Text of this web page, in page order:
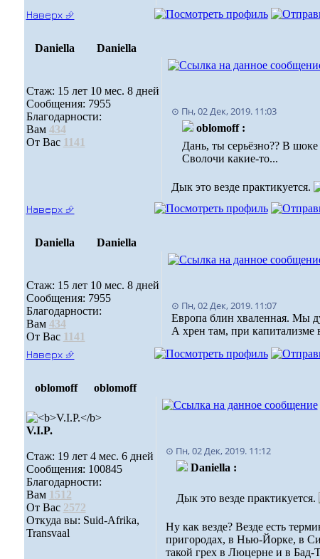
Наверх ⮵
Daniella Daniella
Стаж: 15 лет 10 мес. 8 дней
Сообщения: 7955
Благодарности:
Вам 434
От Вас 1141
⊙ Пн, 02 Дек, 2019. 11:03
oblomoff :
Дань, ты серьёзно?? В
Сволочи какие-то...
Дык это везде практикуется.
Наверх ⮵
Daniella Daniella
Стаж: 15 лет 10 мес. 8 дней
Сообщения: 7955
Благодарности:
Вам 434
От Вас 1141
⊙ Пн, 02 Дек, 2019. 11:07
Европа блин хваленная. Мы
А xрен там, при капитализме
Наверх ⮵
oblomoff oblomoff
V.I.P.
Стаж: 19 лет 4 мес. 6 дней
Сообщения: 100845
Благодарности:
Вам 1512
От Вас 2572
Откуда вы: Suid-Afrika,
Transvaal
⊙ Пн, 02 Дек, 2019. 11:12
Daniella :
Дык это везде практикуется.
Ну как везде? Везде есть
пригородах, в Нью-Йорке, в
такой грех в Люцерне и в Бад-